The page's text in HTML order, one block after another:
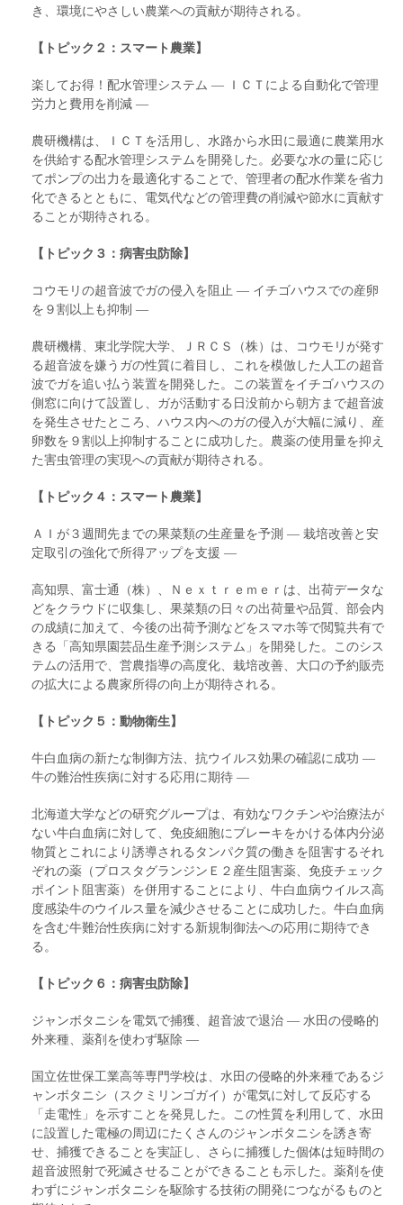
き、環境にやさしい農業への貢献が期待される。
【トピック２：スマート農業】
楽してお得！配水管理システム ― ＩＣＴによる自動化で管理
労力と費用を削減 ―
農研機構は、ＩＣＴを活用し、水路から水田に最適に農業用水
を供給する配水管理システムを開発した。必要な水の量に応じ
てポンプの出力を最適化することで、管理者の配水作業を省力
化できるとともに、電気代などの管理費の削減や節水に貢献す
ることが期待される。
【トピック３：病害虫防除】
コウモリの超音波でガの侵入を阻止 ― イチゴハウスでの産卵
を９割以上も抑制 ―
農研機構、東北学院大学、ＪＲＣＳ（株）は、コウモリが発す
る超音波を嫌うガの性質に着目し、これを模倣した人工の超音
波でガを追い払う装置を開発した。この装置をイチゴハウスの
側窓に向けて設置し、ガが活動する日没前から朝方まで超音波
を発生させたところ、ハウス内へのガの侵入が大幅に減り、産
卵数を９割以上抑制することに成功した。農薬の使用量を抑え
た害虫管理の実現への貢献が期待される。
【トピック４：スマート農業】
ＡＩが３週間先までの果菜類の生産量を予測 ― 栽培改善と安
定取引の強化で所得アップを支援 ―
高知県、富士通（株）、Ｎｅｘｔｒｅｍｅｒは、出荷データな
どをクラウドに収集し、果菜類の日々の出荷量や品質、部会内
の成績に加えて、今後の出荷予測などをスマホ等で閲覧共有で
きる「高知県園芸品生産予測システム」を開発した。このシス
テムの活用で、営農指導の高度化、栽培改善、大口の予約販売
の拡大による農家所得の向上が期待される。
【トピック５：動物衛生】
牛白血病の新たな制御方法、抗ウイルス効果の確認に成功 ―
牛の難治性疾病に対する応用に期待 ―
北海道大学などの研究グループは、有効なワクチンや治療法が
ない牛白血病に対して、免疫細胞にブレーキをかける体内分泌
物質とこれにより誘導されるタンパク質の働きを阻害するそれ
ぞれの薬（プロスタグランジンＥ２産生阻害薬、免疫チェック
ポイント阻害薬）を併用することにより、牛白血病ウイルス高
度感染牛のウイルス量を減少させることに成功した。牛白血病
を含む牛難治性疾病に対する新規制御法への応用に期待でき
る。
【トピック６：病害虫防除】
ジャンボタニシを電気で捕獲、超音波で退治 ― 水田の侵略的
外来種、薬剤を使わず駆除 ―
国立佐世保工業高等専門学校は、水田の侵略的外来種であるジ
ャンボタニシ（スクミリンゴガイ）が電気に対して反応する
「走電性」を示すことを発見した。この性質を利用して、水田
に設置した電極の周辺にたくさんのジャンボタニシを誘き寄
せ、捕獲できることを実証し、さらに捕獲した個体は短時間の
超音波照射で死滅させることができることも示した。薬剤を使
わずにジャンボタニシを駆除する技術の開発につながるものと